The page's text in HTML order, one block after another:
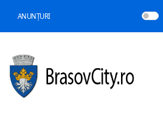
ANUNȚURI